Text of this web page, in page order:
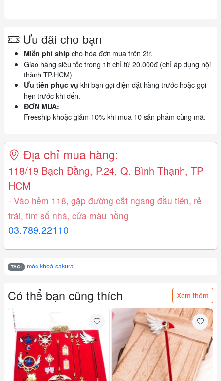
Ưu đãi cho bạn
Miễn phí ship cho hóa đơn mua trên 2tr.
Giao hàng siêu tốc trong 1h chỉ từ 20.000đ (chỉ áp dụng nội
thành TP.HCM)
Ưu tiên phục vụ khi bạn gọi điện đặt hàng trước hoặc gọi
hẹn trước khi đến.
ĐƠN MUA:
Freeship khoặc giảm 10% khi mua 10 sản phẩm cùng mã.
Địa chỉ mua hàng:
118/19 Bạch Đằng, P.24, Q. Bình Thạnh, TP
HCM
- Vào hẻm 118, gặp đường cắt ngang đầu tiên, rẻ
trái, tìm số nhà, cửa màu hồng
03.789.22110
TAG: móc khoá sakura
Có thể bạn cũng thích Xem thêm